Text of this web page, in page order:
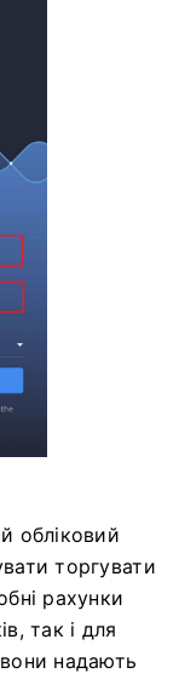
обліковий
торгувати
рахунки
так і для
надають